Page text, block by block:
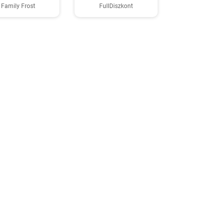
Family Frost FullDiszkont